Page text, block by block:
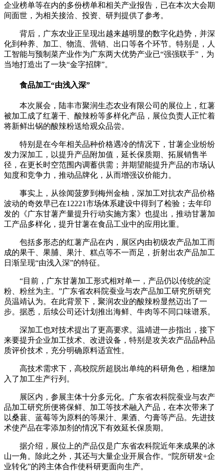
企业榜单等在内的多份榜单和相关产业报告，已在本次大会期
间面世，为相关接洽、投资、研判提供了参考。
背后，广东农业正呈现出越来越明显的数字化趋势，并深
化到种养、加工、物流、营销、出口等各个环节。特别是，人
工智能与预制菜产业作为广东两大优势产业已“强强联手”，为
当地打造出了一块“金字招牌”。
食品加工“由浅入深”
本次展会，陆丰市聚润生态农业有限公司的展位上，红薯
被加工成了红薯干、酸辣粉等多样化产品，展位负责人正忙着
将新鲜出锅的酸辣粉送给观众品尝。
特别是在今年相关品种价格遇冷的情况下，甘薯企业纷纷
发力深加工，以提升产品附加值，延长保质期、拓展销售半
径，在更长时空范围内调蓄供需；并期望能提升产品的市场认
知度和竞争力，推动品牌化，从而增强议价能力。
事实上，从徐闻菠萝到梅州金柚，深加工对抗农产品价格
波动的奇效早已在12221市场体系建设中得到了检验；去年印
发的《广东甘薯产量提升行动实施方案》也提出，推动甘薯加
工产品多样化，提升甘薯在食品工业中的应用比重。
包括多形态的红薯产品在内，展区内由初级农产品加工而
成的果干、果脯、果汁、糕点等不一而足，折射出农产品加工
日渐呈现“由浅入深”的特征。
“目前，广东甘薯加工形式相对单一，产品仍以传统的淀
粉、粉丝为主。”广东省农科院蚕业与农产品加工研究所研究
员温靖认为。在此背景下，聚润农业的酸辣粉显然迈出了一
步。据悉，后续公司还计划推出海鲜、牛肉等不同口味谱系。
深加工也对技术提出了更高要求。温靖进一步指出，接下
来要提升企业加工技术、改进设备，特别是攻关农产品品种品
质评价技术，充分明确原料适宜性。
高技术需求下，高校院所超脱出单纯的科研角色，相继加
入了加工生产行列。
展区内，参展主体十分多元化。广东省农科院蚕业与农产
品加工研究所便将保鲜、加工等技术融入产品，在本次带来了
以桑葚、蓝莓等为原料的等果汁、果酒、勺膏等产品。先进技
术使产品在零添加剂的情况下有效延长保质期。
据介绍，展位上的产品仅是广东省农科院近年来成果的冰
山一角。除此之外，其还与大量企业开展合作。“院所研发+企
业转化”的跨主体合作使科研更面向生产。